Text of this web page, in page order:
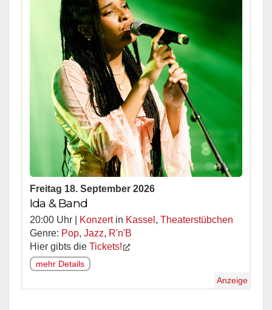
Freitag 18. September 2026
Ida & Band
20:00 Uhr | Konzertin Kassel , Theaterstübchen
Genre: Pop, Jazz, R'n'B
Hier gibts die Tickets!
mehr Details
Anzeige